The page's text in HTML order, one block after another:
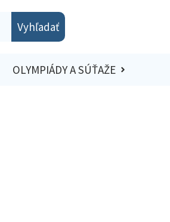
Vyhľadať
OLYMPIÁDY A SÚŤAŽE